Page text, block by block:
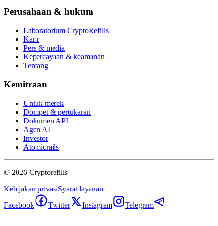
Perusahaan & hukum
Laboratorium CryptoRefills
Karir
Pers & media
Kepercayaan & keamanan
Tentang
Kemitraan
Untuk merek
Dompet & pertukaran
Dokumen API
Agen AI
Investor
Atomicrails
© 2026 Cryptorefills
Kebijakan privasiSyarat layanan
Facebook
Twitter Instagram Telegram